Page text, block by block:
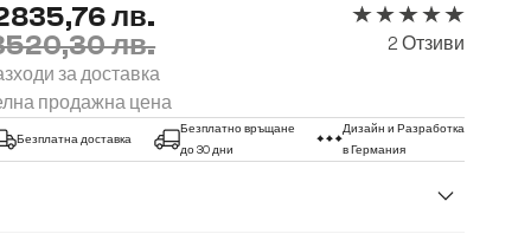
лв.
лв.
за доставка
продажна цена
Средна оценка за 5
2 Отзиви
Безплатна доставка
Безплатно връщане
до 30 дни
Дизайн и Разработка
в Германия